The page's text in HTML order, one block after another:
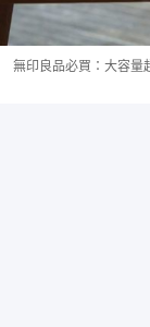
無印良品必買：大容量